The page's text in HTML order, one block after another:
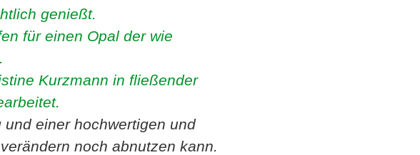
genießt.
für einen Opal der wie
Kurzmann in fließender
einer hochwertigen und
noch abnutzen kann.